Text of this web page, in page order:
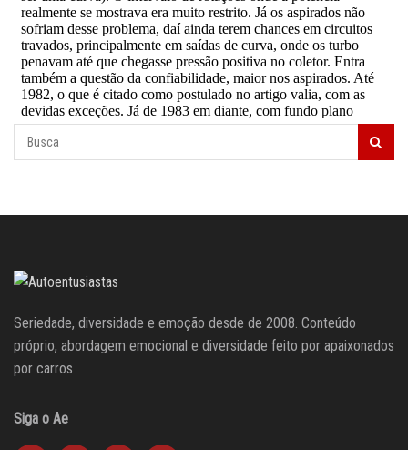
Seriedade, diversidade e emoção desde de 2008. Conteúdo
próprio, abordagem emocional e diversidade feito por apaixonados
por carros
Siga o Ae